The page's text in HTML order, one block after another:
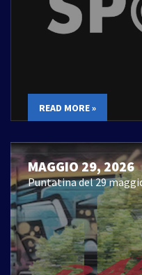
READ MORE »
MAGGIO 29, 2026
Puntatina del 29